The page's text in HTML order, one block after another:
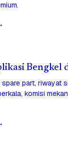
Bengkel
part, riwayat
komisi